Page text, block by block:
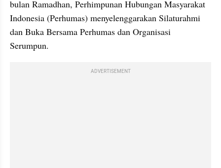
bulan Ramadhan, Perhimpunan Hubungan Masyarakat
Indonesia (Perhumas) menyelenggarakan Silaturahmi
dan Buka Bersama Perhumas dan Organisasi
Serumpun.
ADVERTISEMENT